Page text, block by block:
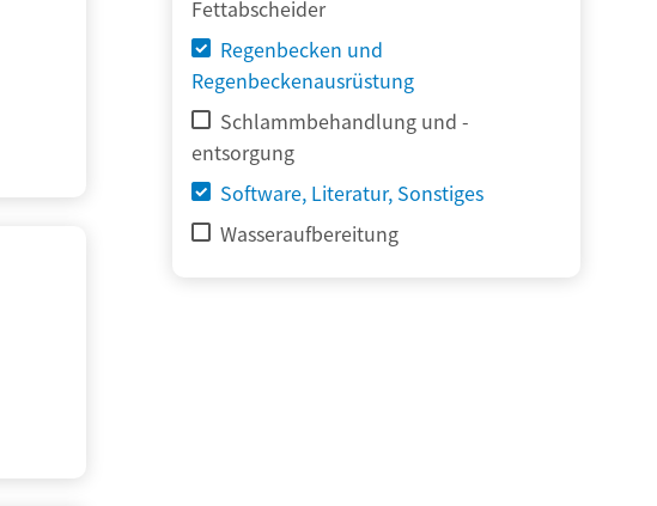
Fettabscheider
Regenbecken und
Regenbeckenausrüstung
Schlammbehandlung und -
entsorgung
Software, Literatur, Sonstiges
Wasseraufbereitung